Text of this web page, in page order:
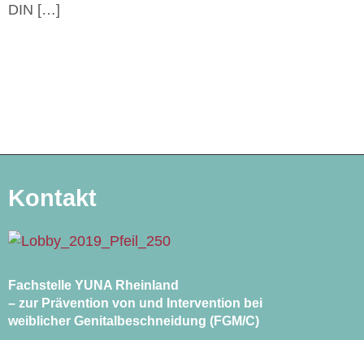
DIN […]
Kontakt
Fachstelle YUNA Rheinland
– zur Prävention von und Intervention bei
weiblicher Genitalbeschneidung (FGM/C)